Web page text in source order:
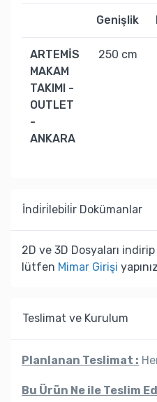
Genişlik
ARTEMİS
MAKAM
TAKIMI -
OUTLET
-
ANKARA
250 cm
İndi̇ri̇lebi̇li̇r Dokümanlar
2D ve 3D Dosyaları
lütfen Mimar Girişi
Teslimat ve Kurulum
Planlanan Teslimat :
Bu Ürün Ne ile Teslim